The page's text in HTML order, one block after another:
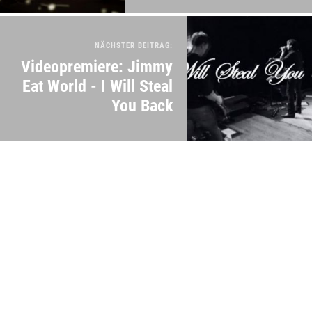
NÄCHSTER BEITRAG:
Videopremiere: Jimmy
Eat World - I Will Steal
You Back